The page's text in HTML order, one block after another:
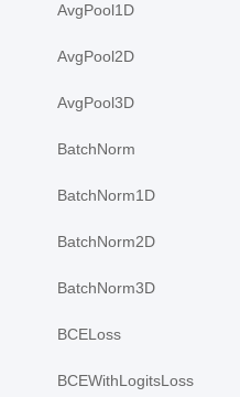
AvgPool1D
AvgPool2D
AvgPool3D
BatchNorm
BatchNorm1D
BatchNorm2D
BatchNorm3D
BCELoss
BCEWithLogitsLoss